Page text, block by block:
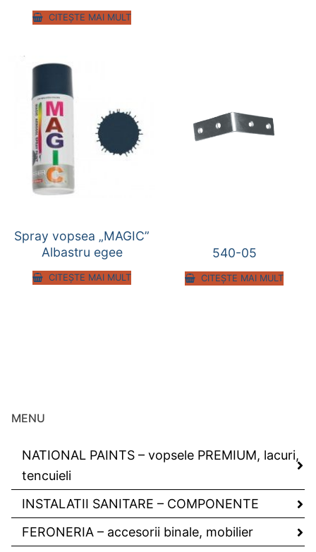
CITEȘTE MAI MULT
Spray vopsea „MAGIC”
Albastru egee
CITEȘTE MAI MULT
540-05
CITEȘTE MAI MULT
MENU
NATIONAL PAINTS – vopsele PREMIUM, lacuri,
tencuieli
INSTALATII SANITARE – COMPONENTE
FERONERIA – accesorii binale, mobilier